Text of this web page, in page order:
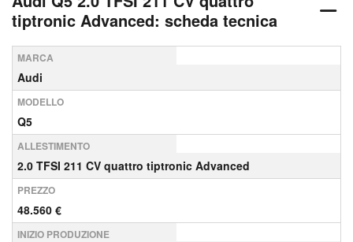
tiptronic Advanced: scheda tecnica
MARCA
Audi
MODELLO
Q5
ALLESTIMENTO
2.0 TFSI 211 CV quattro tiptronic Advanced
PREZZO
48.560 €
INIZIO PRODUZIONE